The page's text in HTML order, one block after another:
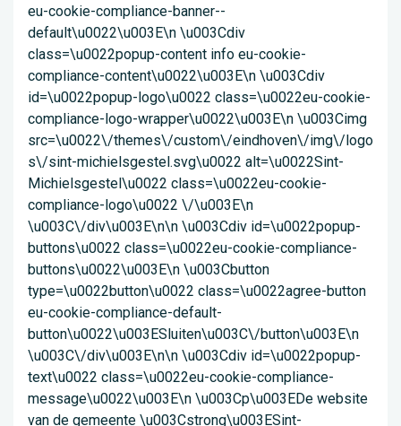
eu-cookie-compliance-banner--
default\u0022\u003E\n \u003Cdiv
class=\u0022popup-content info eu-cookie-
compliance-content\u0022\u003E\n \u003Cdiv
id=\u0022popup-logo\u0022 class=\u0022eu-cookie-
compliance-logo-wrapper\u0022\u003E\n \u003Cimg
src=\u0022\/themes\/custom\/eindhoven\/img\/logo
s\/sint-michielsgestel.svg\u0022 alt=\u0022Sint-
Michielsgestel\u0022 class=\u0022eu-cookie-
compliance-logo\u0022 \/\u003E\n
\u003C\/div\u003E\n\n \u003Cdiv id=\u0022popup-
buttons\u0022 class=\u0022eu-cookie-compliance-
buttons\u0022\u003E\n \u003Cbutton
type=\u0022button\u0022 class=\u0022agree-button
eu-cookie-compliance-default-
button\u0022\u003ESluiten\u003C\/button\u003E\n
\u003C\/div\u003E\n\n \u003Cdiv id=\u0022popup-
text\u0022 class=\u0022eu-cookie-compliance-
message\u0022\u003E\n \u003Cp\u003EDe website
van de gemeente \u003Cstrong\u003ESint-